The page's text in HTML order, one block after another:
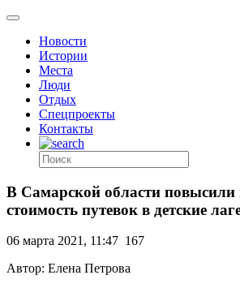
Новости
Истории
Места
Люди
Отдых
Спецпроекты
Контакты
В Самарской области повысили
стоимость путевок в детские
06 марта 2021, 11:47 167
Автор: Елена Петрова